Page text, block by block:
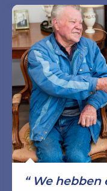
We hebben